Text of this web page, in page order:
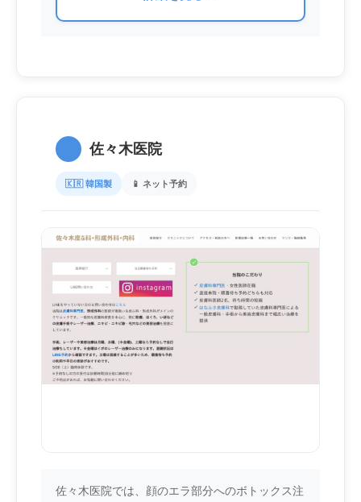
5. 佐々木医院
🇰🇷 韓国製 📱 ネット予約
佐々木医院では、顔のエラ部分へのボトックス注